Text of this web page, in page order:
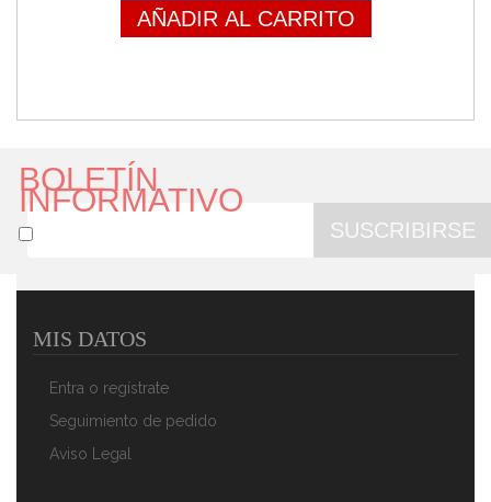
AÑADIR AL CARRITO
36,84 €
BOLETÍN
INFORMATIVO
SUSCRIBIRSE
MIS DATOS
Entra o regístrate
Seguimiento de pedido
Aviso Legal